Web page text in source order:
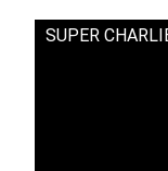
SUPER